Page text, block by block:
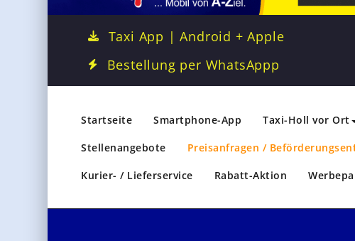
Taxi App | Android + Apple
Bestellung per WhatsAppp
Startseite Smartphone-App Taxi-Holl vor Ort
Stellenangebote Preisanfragen /
Kurier- / Lieferservice Rabatt-Aktion